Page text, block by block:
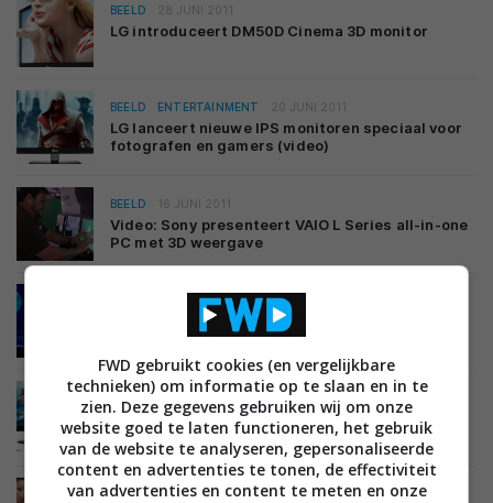
BEELD 28 JUNI 2011
LG introduceert DM50D Cinema 3D monitor
BEELD ENTERTAINMENT 20 JUNI 2011
LG lanceert nieuwe IPS monitoren speciaal voor
fotografen en gamers (video)
BEELD 16 JUNI 2011
Video: Sony presenteert VAIO L Series all-in-one
PC met 3D weergave
07 JUNI 2011
Sony lanceert PlayStation 3D monitor en 3D
ViewSonic lanceert 24 inch 3D LCD monitor
BEELD 31 MEI 2011
FWD gebruikt cookies (en vergelijkbare
technieken) om informatie op te slaan en in te
zien. Deze gegevens gebruiken wij om onze
website goed te laten functioneren, het gebruik
van de website te analyseren, gepersonaliseerde
content en advertenties te tonen, de effectiviteit
van advertenties en content te meten en onze